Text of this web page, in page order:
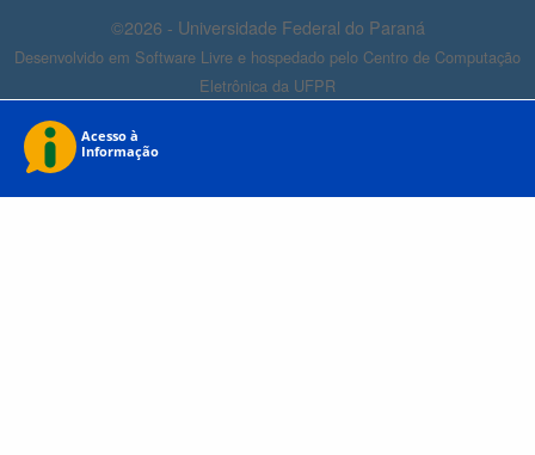
©2026 - Universidade Federal do Paraná
Desenvolvido em Software Livre e hospedado pelo Centro de Computação
Eletrônica da UFPR